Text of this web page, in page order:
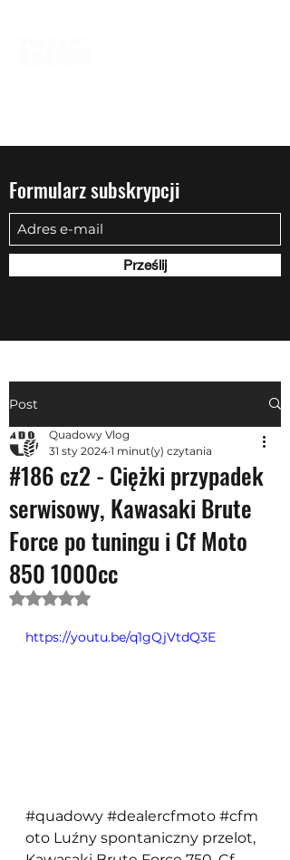
Formularz subskrypcji
Prześlij
Post
#186 cz2 - Ciężki przypadek
serwisowy, Kawasaki Brute
Force po tuningu i Cf Moto
850 1000cc
Quadowy Vlog
31 sty 2024 1 minut(y) czytania
Oceniono na NaN z 5 gwiazdek.
https://youtu.be/q1gQjVtdQ3E
#quadowy #dealercfmoto #cfm
oto Luźny spontaniczny przelot,